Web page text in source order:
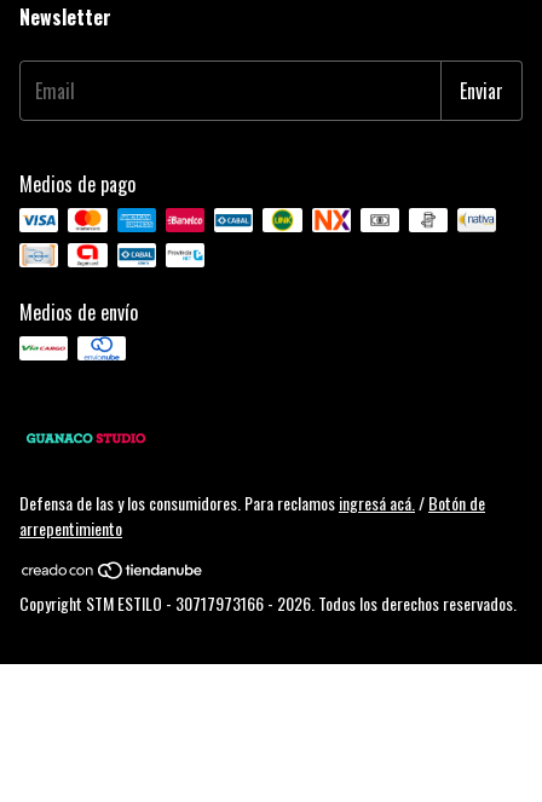
Newsletter
Medios de pago
Medios de envío
Defensa de las y los consumidores. Para reclamosingresá acá. /Botón de
arrepentimiento
Copyright STM ESTILO - 30717973166 - 2026. Todos los derechos reservados.